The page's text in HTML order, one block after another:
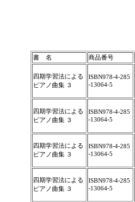
書 名 商品番号
四期学習法による
ピアノ曲集 ３
ISBN978-4-285
-13064-5
四期学習法による
ピアノ曲集 ３
ISBN978-4-285
-13064-5
四期学習法による
ピアノ曲集 ３
ISBN978-4-285
-13064-5
四期学習法による
ピアノ曲集 ３
ISBN978-4-285
-13064-5